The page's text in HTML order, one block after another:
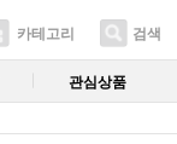
카테고리 검색
관심상품